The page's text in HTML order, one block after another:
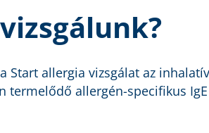
Start allergia vizsgálat az
termelődő allergén-specifikus